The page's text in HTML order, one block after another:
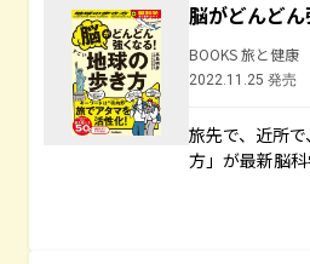
脳がどんど
BOOKS 旅と健康
2022.11.25 発売
旅先で、近所
方」が最新脳